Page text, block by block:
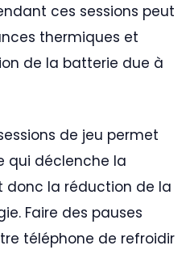
ces sessions peut
thermiques et
de la batterie due à
de jeu permet
qui déclenche la
la réduction de la
Faire des pauses
téléphone de refroidir